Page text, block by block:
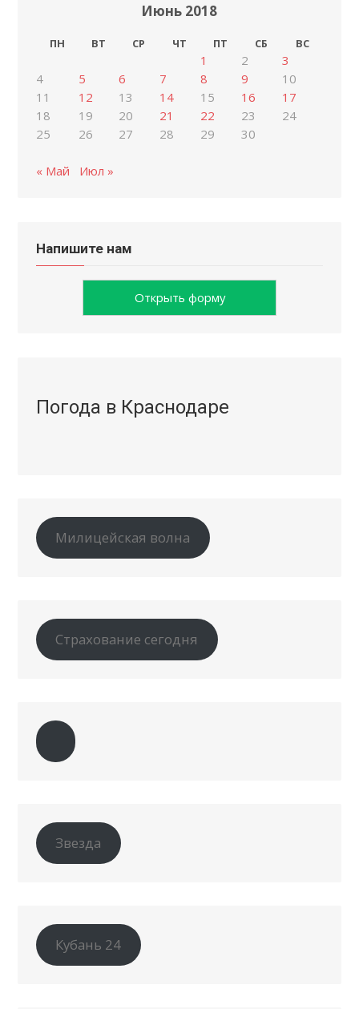
Июнь 2018
ПН ВТ СР ЧТ ПТ СБ ВС
1 2
3
4
5 6 7 8 9
10
11
12 13 14 15 16
17
18
19 20 21 22 23
24
25
26 27 28 29 30
« Май Июл »
Напишите нам
Открыть форму
Погода в Краснодаре
Милицейская волна
Страхование сегодня
Звезда
Кубань 24